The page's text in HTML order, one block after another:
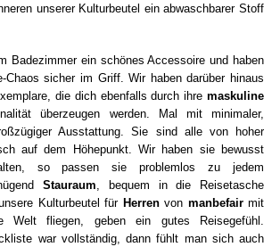
unserer Kulturbeutel ein abwaschbarer Stoff
Badezimmer ein schönes Accessoire und haben
Chaos sicher im Griff. Wir haben darüber hinaus
die dich ebenfalls durch ihremaskuline
überzeugen werden. Mal mit minimaler,
Ausstattung. Sie sind alle von hoher
auf dem Höhepunkt. Wir haben sie bewusst
so passen sie problemlos zu jedem
Stauraum , bequem in die Reisetasche
Kulturbeutel für Herrenvon manbefairmit
Welt fliegen, geben ein gutes Reisegefühl.
war vollständig, dann fühlt man sich auch